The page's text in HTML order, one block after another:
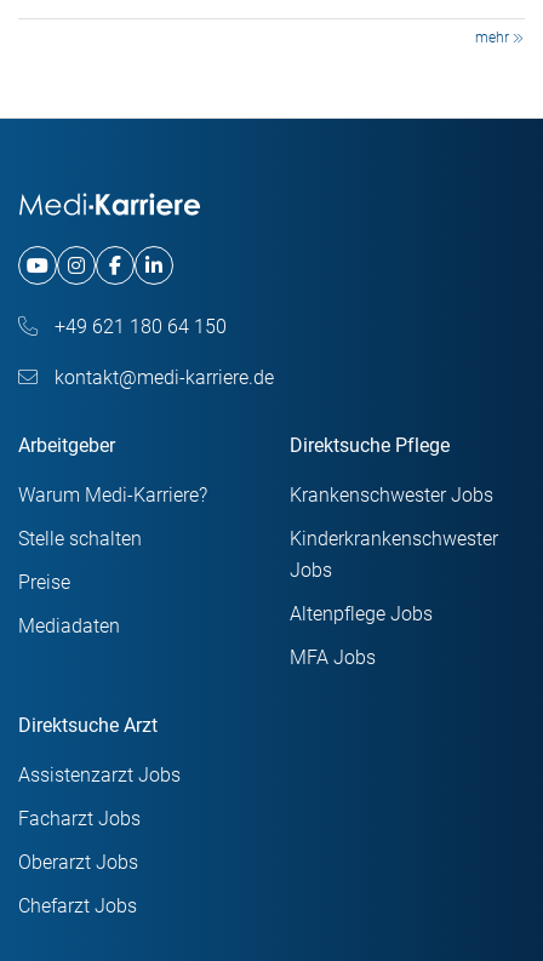
mehr
+49 621 180 64 150
kontakt@medi-karriere.de
Arbeitgeber
Warum Medi-Karriere?
Stelle schalten
Preise
Mediadaten
Direktsuche Pflege
Krankenschwester Jobs
Kinderkrankenschwester
Jobs
Altenpflege Jobs
MFA Jobs
Direktsuche Arzt
Assistenzarzt Jobs
Facharzt Jobs
Oberarzt Jobs
Chefarzt Jobs